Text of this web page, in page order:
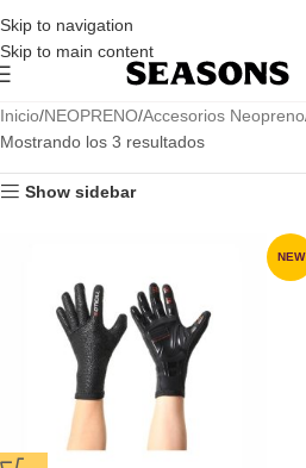
Skip to navigation
Skip to main content
Inicio NEOPRENO Accesorios Neopreno
Mostrando los 3 resultados
Show sidebar
NEW